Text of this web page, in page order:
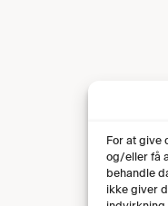
For at give
og/eller få
behandle
ikke giver